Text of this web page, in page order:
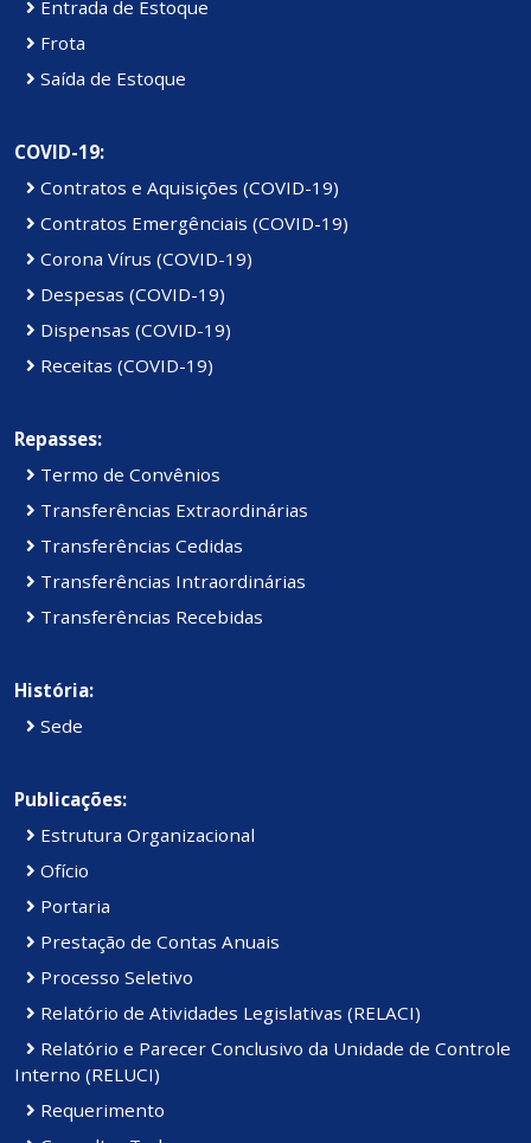
Entrada de Estoque
Frota
Saída de Estoque
COVID-19:
Contratos e Aquisições (COVID-19)
Contratos Emergênciais (COVID-19)
Corona Vírus (COVID-19)
Despesas (COVID-19)
Dispensas (COVID-19)
Receitas (COVID-19)
Repasses:
Termo de Convênios
Transferências Extraordinárias
Transferências Cedidas
Transferências Intraordinárias
Transferências Recebidas
História:
Sede
Publicações:
Estrutura Organizacional
Ofício
Portaria
Prestação de Contas Anuais
Processo Seletivo
Relatório de Atividades Legislativas (RELACI)
Relatório e Parecer Conclusivo da Unidade de Controle
Interno (RELUCI)
Requerimento